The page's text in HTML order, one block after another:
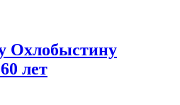
Охлобыстину
лет